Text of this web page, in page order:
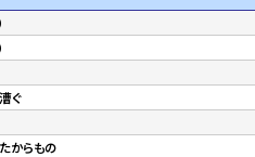
ぐ
からもの